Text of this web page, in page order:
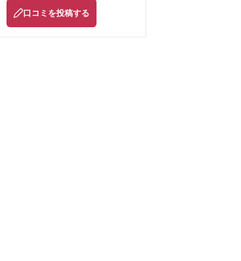
口コミを投稿する